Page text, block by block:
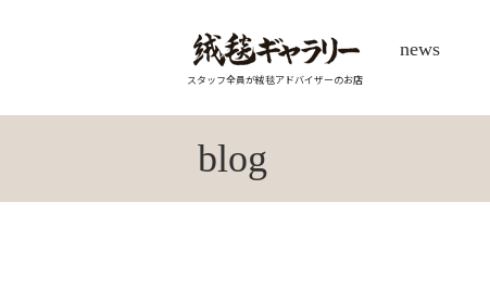
スタッフ全員が絨毯アドバイザーのお店
news
blog